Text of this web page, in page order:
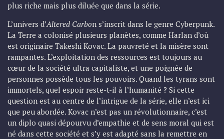
plus riche mais plus diluée que dans la série.
L’univers d’Altered Carbon s’inscrit dans le genre Cyberpunk.
La Terre a colonisé plusieurs planètes, comme Harlan d’où
est originaire Takeshi Kovac. La pauvreté et la misère sont
rampantes. L’exploitation des ressources est toujours au
cœur de la société ultra capitaliste, et une poignée de
personnes possède tous les pouvoirs. Quand les tyrans sont
immortels, quel espoir reste-t-il à l’humanité ? Si cette
question est au centre de l’intrigue de la série, elle n’est ici
que peu abordée. Kovac n’est pas un révolutionnaire, c’est
un diplo quasi dépourvu d’empathie et de sens moral qui est
né dans cette société et s’y est adapté sans la remettre en